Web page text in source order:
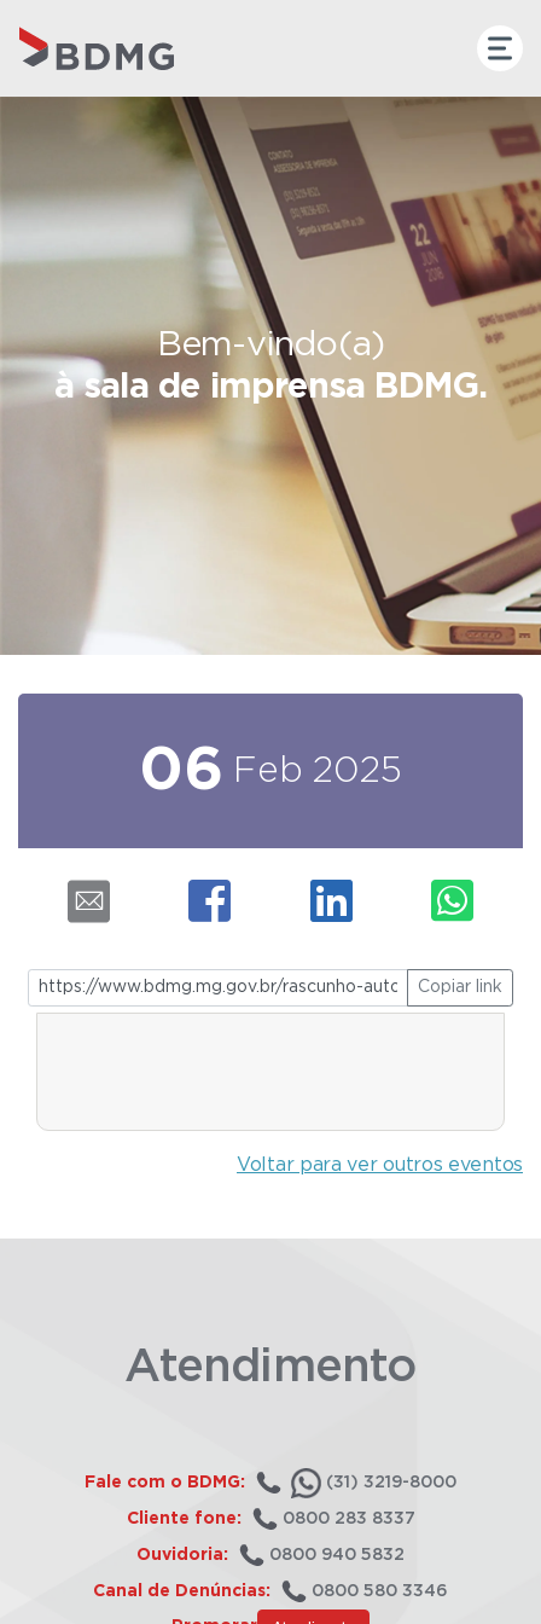
Bem-vindo(a)
à sala de imprensa BDMG.
06 Feb 2025
Copiar link
Voltar para ver outros eventos
Atendimento
Fale com o BDMG: (31) 3219-8000
Cliente fone: 0800 283 8337
Ouvidoria: 0800 940 5832
Canal de Denúncias: 0800 580 3346